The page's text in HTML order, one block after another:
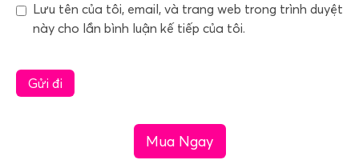
Lưu tên của tôi, email, và trang web trong trình duyệt
này cho lần bình luận kế tiếp của tôi.
Mua Ngay